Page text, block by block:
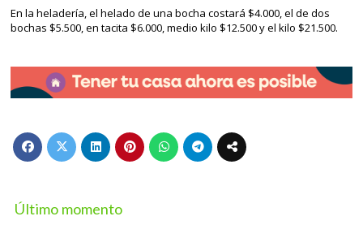
En la heladería, el helado de una bocha costará $4.000, el de dos
bochas $5.500, en tacita $6.000, medio kilo $12.500 y el kilo $21.500.
Último momento